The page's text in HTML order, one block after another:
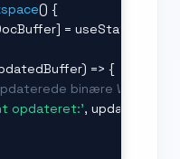
() {
= useState(
=> {
binære Word-
opdateret:',